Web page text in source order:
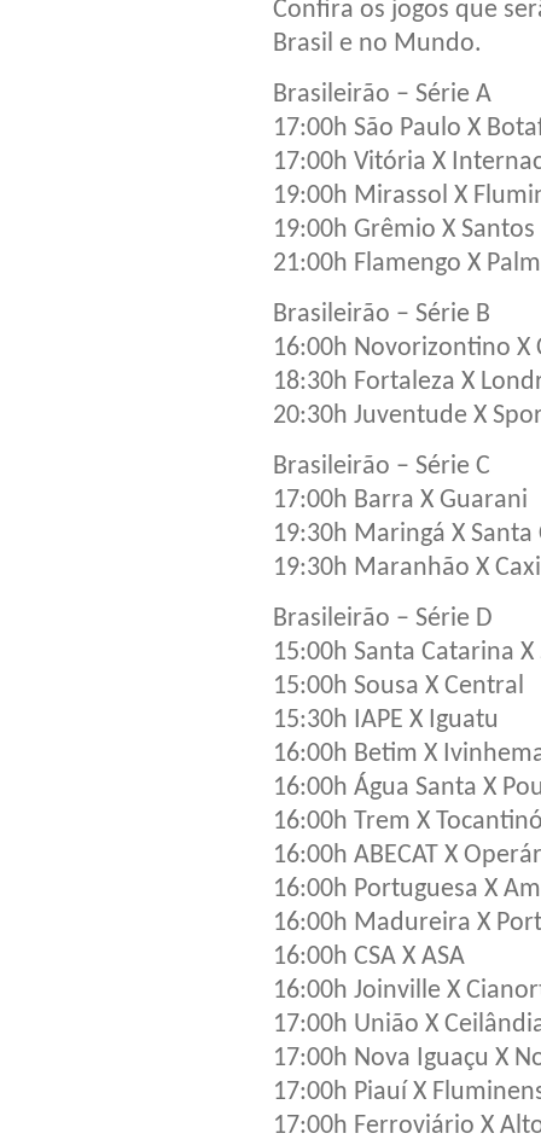
Confira os jogos que
Brasil e no Mundo.
Brasileirão – Série A
17:00h São Paulo X
17:00h Vitória X
19:00h Mirassol X
19:00h Grêmio X Santos
21:00h Flamengo X
Brasileirão – Série B
16:00h Novorizontino X
18:30h Fortaleza X
20:30h Juventude X
Brasileirão – Série C
17:00h Barra X Guarani
19:30h Maringá X Santa
19:30h Maranhão X
Brasileirão – Série D
15:00h Santa Catarina X
15:00h Sousa X Central
15:30h IAPE X Iguatu
16:00h Betim X
16:00h Água Santa X
16:00h Trem X
16:00h ABECAT X
16:00h Portuguesa X
16:00h Madureira X
16:00h CSA X ASA
16:00h Joinville X
17:00h União X
17:00h Nova Iguaçu X
17:00h Piauí X
17:00h Ferroviário X